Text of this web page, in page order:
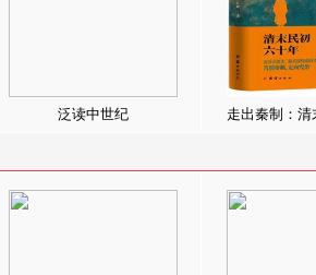
泛读中世纪 走出秦制：